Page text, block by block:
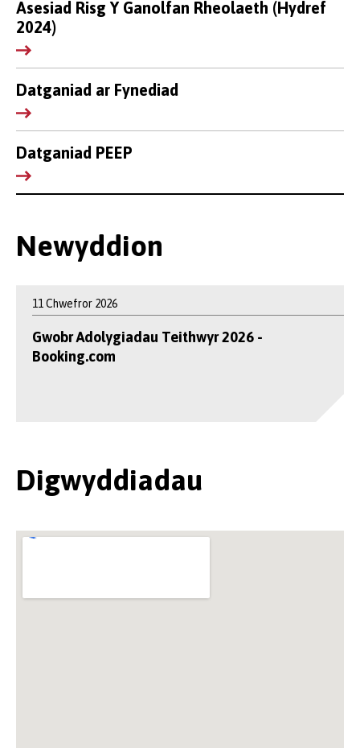
Asesiad Risg Y Ganolfan Rheolaeth (Hydref
2024)
Datganiad ar Fynediad
Datganiad PEEP
Newyddion
11 Chwefror 2026
Gwobr Adolygiadau Teithwyr 2026 -
Booking.com
Digwyddiadau